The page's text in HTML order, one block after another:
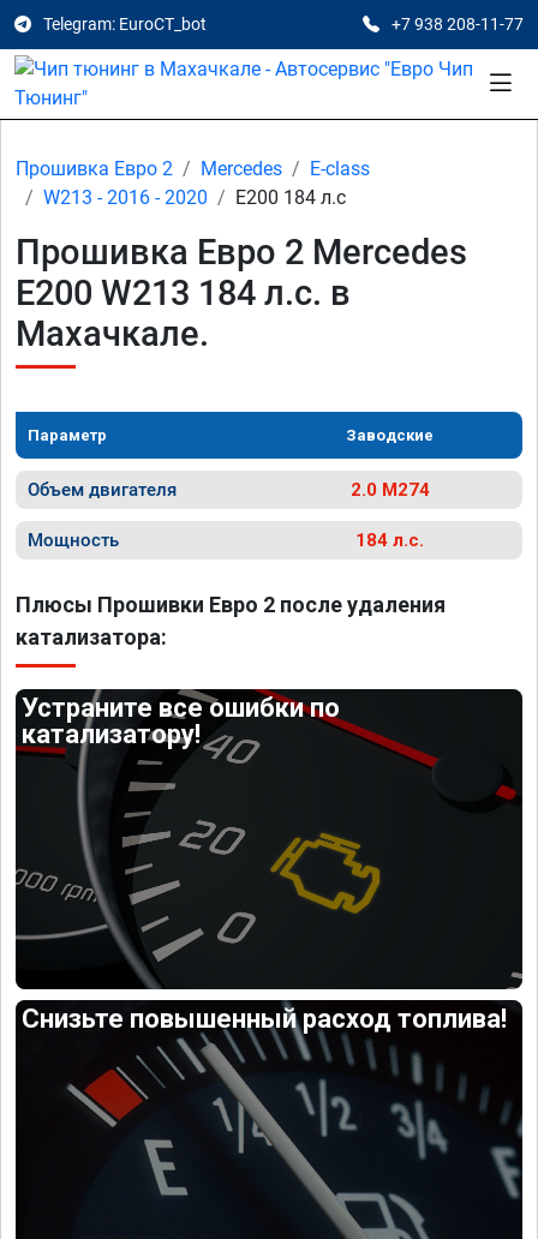
Telegram: EuroCT_bot +7 938 208-11-77
Прошивка Евро 2 Mercedes
E-class
W213 - 2016 - 2020
E200 184 л.с
Прошивка Евро 2 Mercedes
E200 W213 184 л.с. в
Махачкале.
Параметр Заводские
Объем двигателя 2.0 M274
Мощность 184 л.с.
Плюсы Прошивки Евро 2 после удаления
катализатора:
Устраните все ошибки по
катализатору!
Снизьте повышенный расход топлива!